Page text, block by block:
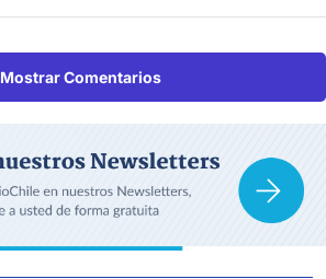
Mostrar Comentarios